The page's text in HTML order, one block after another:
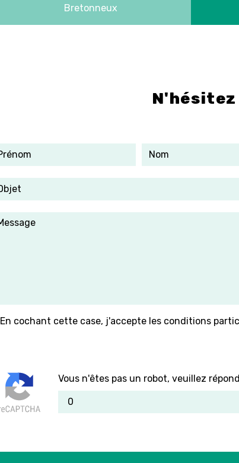
Bretonneux
En cochant cette case, j'accepte les conditions
Vous n'êtes pas un robot, veuillez